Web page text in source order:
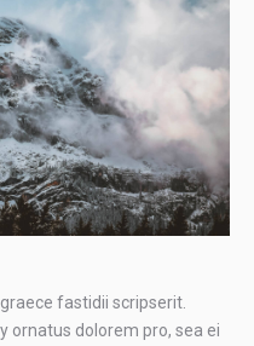
fastidii scripserit.
ornatus dolorem pro, sea ei